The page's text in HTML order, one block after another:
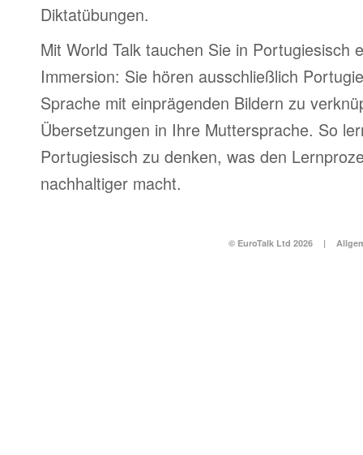
Diktatübungen.
Mit World Talk tauchen Sie in Portugiesisch
Immersion: Sie hören ausschließlich
Sprache mit einprägenden Bildern zu
Übersetzungen in Ihre Muttersprache. So
Portugiesisch zu denken, was den
nachhaltiger macht.
© EuroTalk Ltd 2026 |